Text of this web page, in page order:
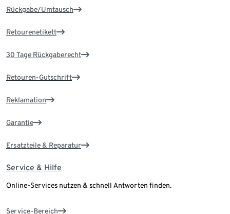
Rückgabe/Umtausch
Retourenetikett
30 Tage Rückgaberecht
Retouren-Gutschrift
Reklamation
Garantie
Ersatzteile & Reparatur
Service & Hilfe
Online-Services nutzen & schnell Antworten finden.
Service-Bereich